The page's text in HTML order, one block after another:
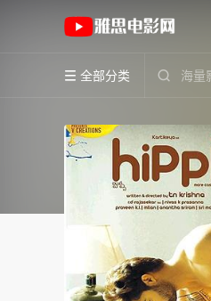
 全部分类 
《希皮》(2019)印度泰